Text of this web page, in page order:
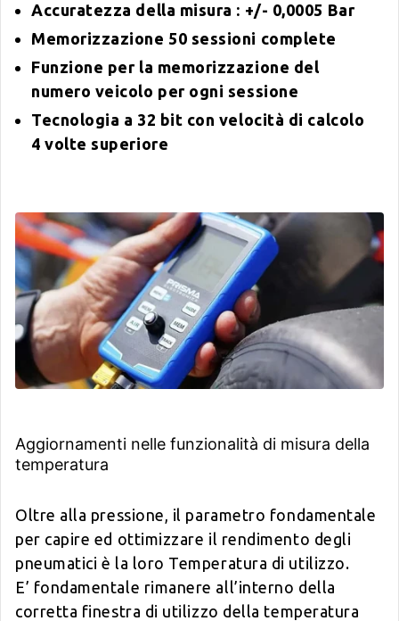
Accuratezza della misura : +/- 0,0005 Bar
Memorizzazione 50 sessioni complete
Funzione per la memorizzazione del
numero veicolo per ogni sessione
Tecnologia a 32 bit con velocità di calcolo
4 volte superiore
Aggiornamenti nelle funzionalità di misura della
temperatura
Oltre alla pressione, il parametro fondamentale
per capire ed ottimizzare il rendimento degli
pneumatici è la loro Temperatura di utilizzo.
E’ fondamentale rimanere all’interno della
corretta finestra di utilizzo della temperatura